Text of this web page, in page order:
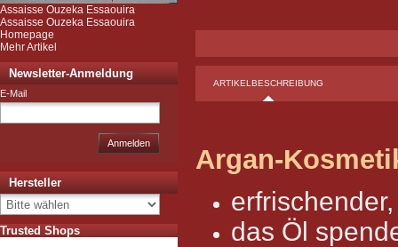
ARTIKELBESCHREIBUNG
Argan-
das Öl
Assaisse Ouzeka Essaouira
Assaisse Ouzeka Essaouira
Homepage
Mehr Artikel
Newsletter-Anmeldung
E-Mail
Anmelden
Hersteller
Trusted Shops